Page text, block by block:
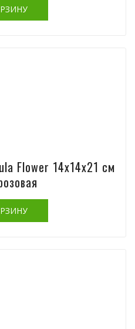
Flower 14х14х21 см